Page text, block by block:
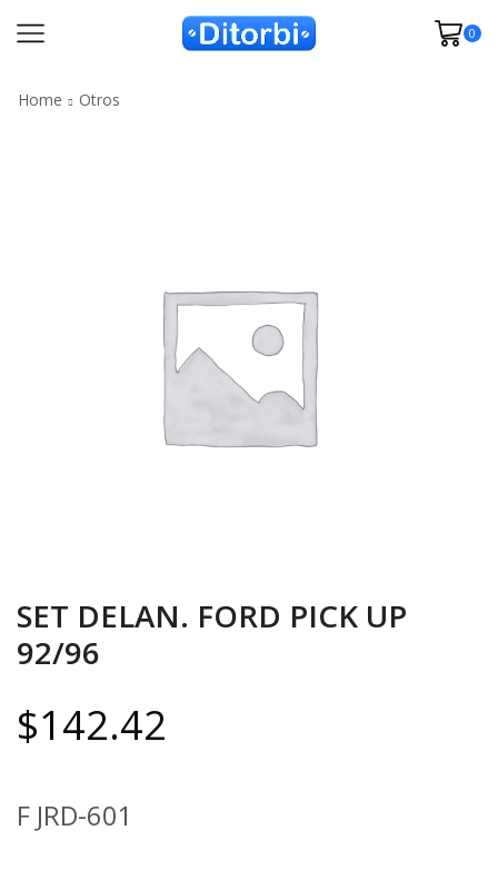
0
Home Otros
SET DELAN. FORD PICK UP
92/96
$142.42
F JRD-601